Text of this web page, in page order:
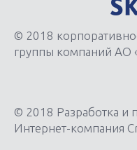
© 2018
группы компаний АО
© 2018 Разработка и
Интернет-компания